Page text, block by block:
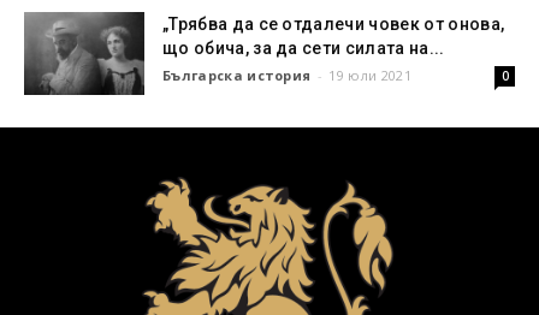
„Трябва да се отдалечи човек от онова,
що обича, за да сети силата на...
Българска история - 19 юли 2021 0